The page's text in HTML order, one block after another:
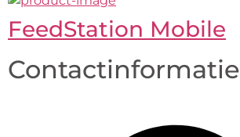
FeedStation Mobile
Contactinformatie